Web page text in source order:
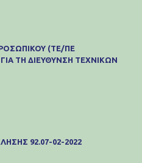
(ΤΕ/ΠΕ
ΤΗ ΔΙΕΥΘΥΝΣΗ ΤΕΧΝΙΚΩΝ
92.07-02-2022